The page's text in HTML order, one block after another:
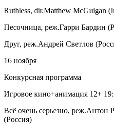
Ruthless, dir.Matthew McGuigan
Песочница, реж.Гарри Бардин
Друг, реж.Андрей Светлов
16 ноября
Конкурсная программа
Игровое кино+анимация 12+
Всё очень серьезно, реж.Антон
(Россия)